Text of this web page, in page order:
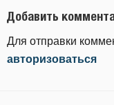
Добавить
Для отправки
авторизоваться